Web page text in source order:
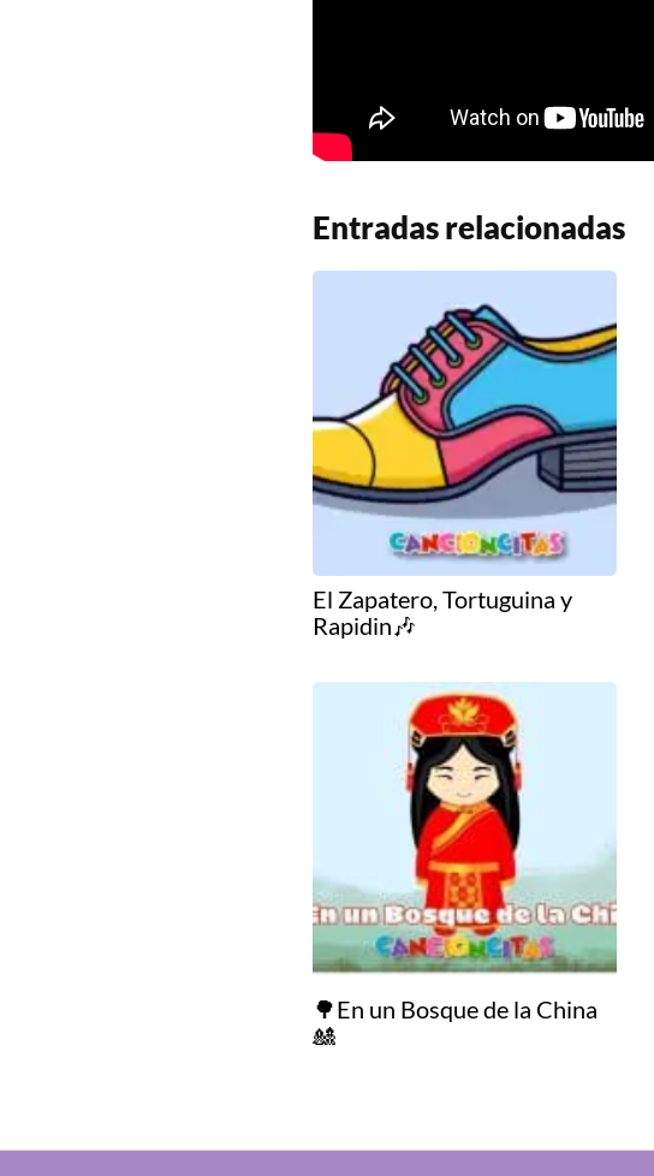
Entradas relacionadas
El Zapatero, Tortuguina y
Rapidin🎶
🌳En un Bosque de la China
🎎